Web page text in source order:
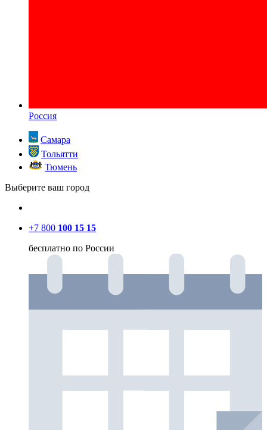
Россия
Самара
Тольятти
Тюмень
Выберите ваш город
+7 800 100 15 15
бесплатно по России